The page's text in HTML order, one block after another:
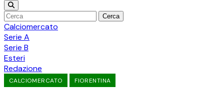
Cerca
Calciomercato
Serie A
Serie B
Esteri
Redazione
CALCIOMERCATO FIORENTINA